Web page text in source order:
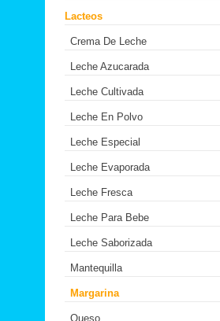
Lacteos
Crema De Leche
Leche Azucarada
Leche Cultivada
Leche En Polvo
Leche Especial
Leche Evaporada
Leche Fresca
Leche Para Bebe
Leche Saborizada
Mantequilla
Margarina
Queso